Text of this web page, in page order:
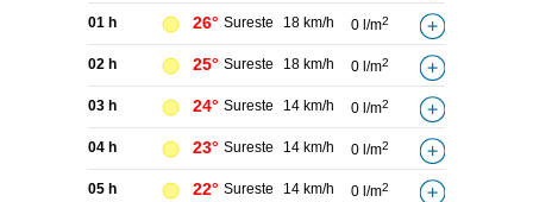
01 h 26° Sureste 18 km/h 0 l/m2
02 h 25° Sureste 18 km/h 0 l/m2
03 h 24° Sureste 14 km/h 0 l/m2
04 h 23° Sureste 14 km/h 0 l/m2
05 h 22° Sureste 14 km/h 0 l/m2